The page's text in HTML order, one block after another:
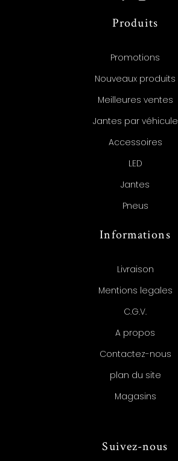
Produits
Promotions
Nouveaux produits
Meilleures ventes
Jantes par véhicule
Accessoires
LED
Jantes
Pneus
Informations
Livraison
Mentions legales
C.G.V.
A propos
Contactez-nous
plan du site
Magasins
Suivez-nous